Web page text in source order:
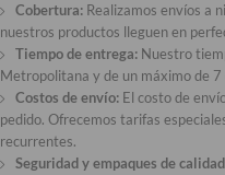
Cobertura: Realizamos envíos a
nuestros productos lleguen en
Tiempo de entrega: Nuestro
Metropolitana y de un máximo de
Costos de envío: El costo de
pedido. Ofrecemos tarifas
recurrentes.
Seguridad y empaques de